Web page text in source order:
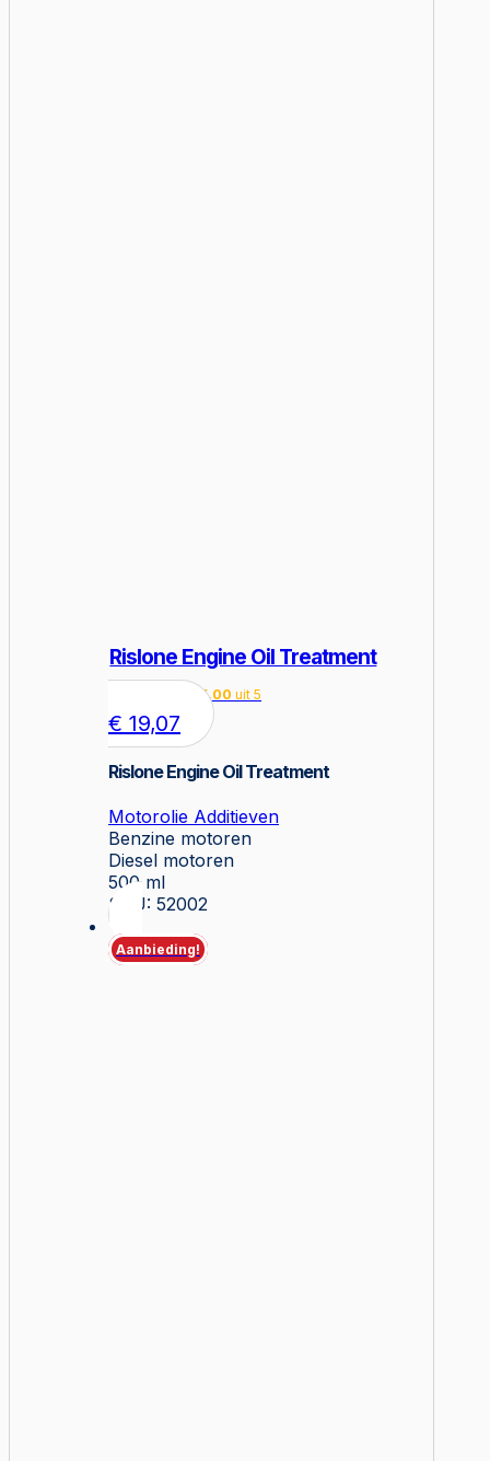
Rislone Engine Oil Treatment
5.00 uit 5
€ 19,07
Rislone Engine Oil Treatment
Motorolie Additieven
Benzine motoren
Diesel motoren
500 ml
SKU: 52002
Aanbieding!